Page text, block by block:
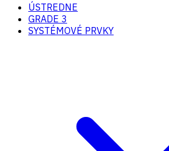
ÚSTREDNE
GRADE 3
SYSTÉMOVÉ PRVKY